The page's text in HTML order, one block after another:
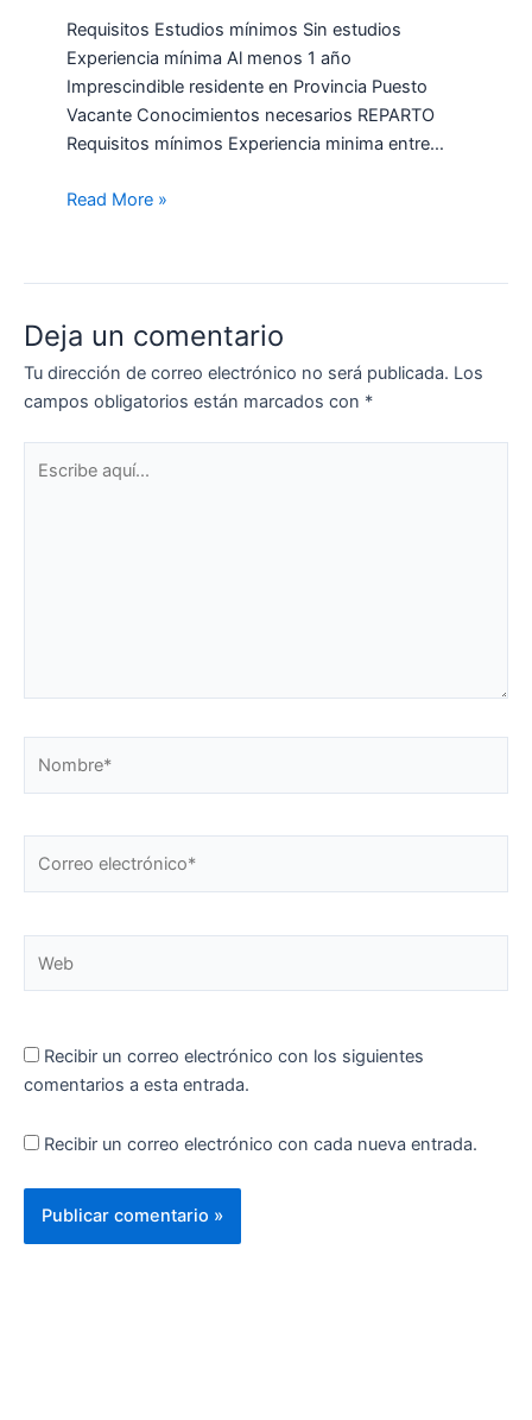
Requisitos Estudios mínimos Sin estudios
Experiencia mínima Al menos 1 año
Imprescindible residente en Provincia Puesto
Vacante Conocimientos necesarios REPARTO
Requisitos mínimos Experiencia minima entre…
Read More »
Deja un comentario
Tu dirección de correo electrónico no será publicada. Los
campos obligatorios están marcados con *
aquí...
electrónico*
Recibir un correo electrónico con los siguientes
comentarios a esta entrada.
Recibir un correo electrónico con cada nueva entrada.